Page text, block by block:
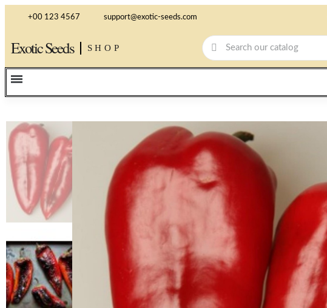
+00 123 4567 support@exotic-seeds.com
Exotic Seeds SHOP